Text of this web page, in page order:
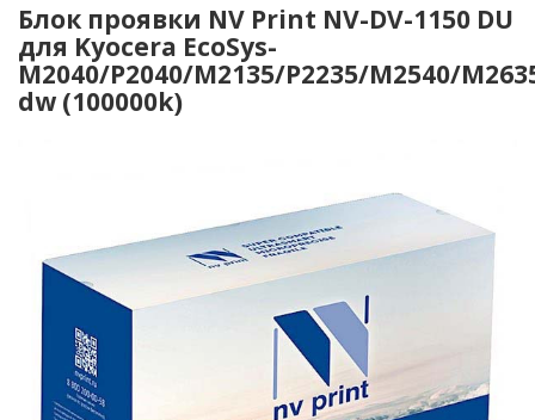
Блок проявки NV Print NV-DV-1150 DU
для Kyocera EcoSys-
M2040/P2040/M2135/P2235/M2540/
dw (100000k)